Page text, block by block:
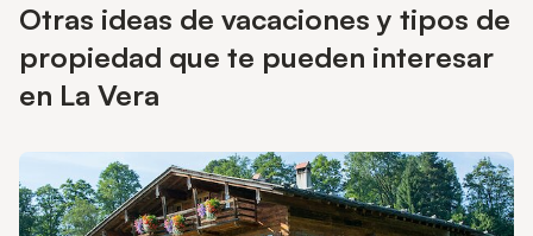
Otras ideas de vacaciones y tipos de
propiedad que te pueden interesar
en La Vera